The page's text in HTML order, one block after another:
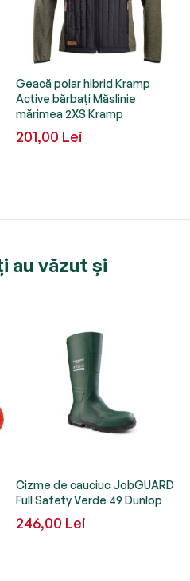
Geacă polar hibrid Kramp
Active bărbați Măslinie
mărimea 2XS Kramp
201,00 Lei
au văzut și
Cizme de cauciuc JobGUARD
Full Safety Verde 49 Dunlop
246,00 Lei